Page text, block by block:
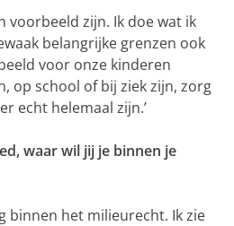
voorbeeld zijn. Ik doe wat ik
belangrijke grenzen ook
voor onze kinderen
op school of bij ziek zijn, zorg
echt helemaal zijn.’
waar wil jij je binnen je
binnen het milieurecht. Ik zie